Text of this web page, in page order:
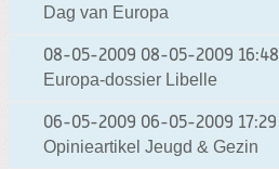
Dag van Europa
08-05-2009 08-05-2009 16:48
Europa-dossier Libelle
06-05-2009 06-05-2009 17:29
Opinieartikel Jeugd & Gezin